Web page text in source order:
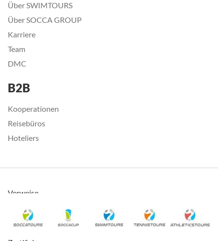
Über SWIMTOURS
Über SOCCA GROUP
Karriere
Team
DMC
B2B
Kooperationen
Reisebüros
Hoteliers
Verweise